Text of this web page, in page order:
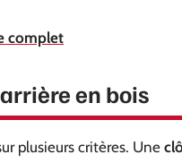
complet
en bois
plusieurs critères. Une